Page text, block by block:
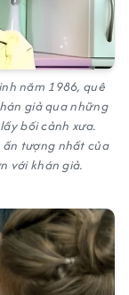
năm 1986, quê
giả qua những
bối cảnh xưa.
ấn tượng nhất của
với khán giả.